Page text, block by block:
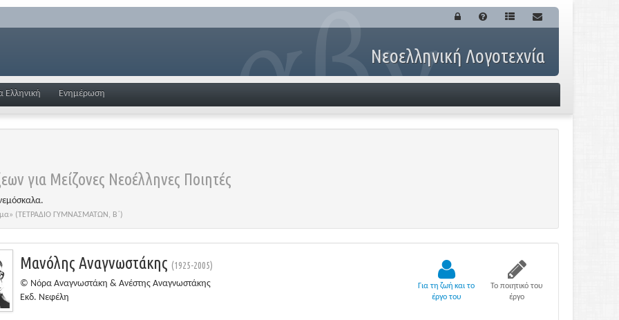
Νεοελληνική Λογοτεχνία
Ελληνική Ενημέρωση
για Μείζονες Νεοέλληνες Ποιητές
(ΤΕΤΡΑΔΙΟ ΓΥΜΝΑΣΜΑΤΩΝ, Β΄)
Για τη ζωή και το
έργο του
Το ποιητικό του
έργο
Μανόλης Αναγνωστάκης (1925-2005)
© Νόρα Αναγνωστάκη & Ανέστης Αναγνωστάκης
Εκδ. Νεφέλη